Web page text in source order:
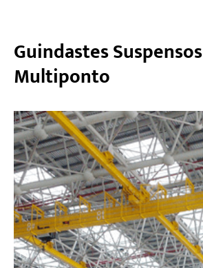
Guindastes Suspensos
Multiponto